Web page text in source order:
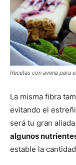
Recetas con avena para
La misma fibra
evitando el
será tu gran
algunos
estable la